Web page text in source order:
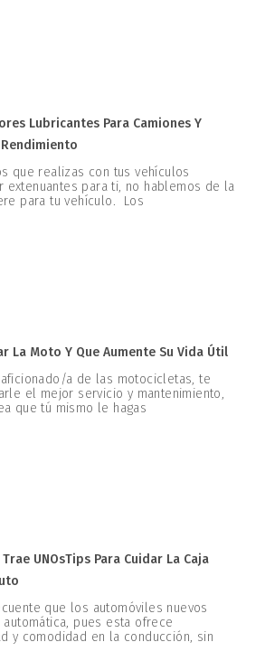
Lubricantes Para Camiones Y
que realizas con tus vehículos
extenuantes para ti, no hablemos de la
para tu vehículo. Los
La Moto Y Que Aumente Su Vida Útil
a de las motocicletas, te
el mejor servicio y mantenimiento,
que tú mismo le hagas
UNOsTips Para Cuidar La Caja
que los automóviles nuevos
pues esta ofrece
y comodidad en la conducción, sin